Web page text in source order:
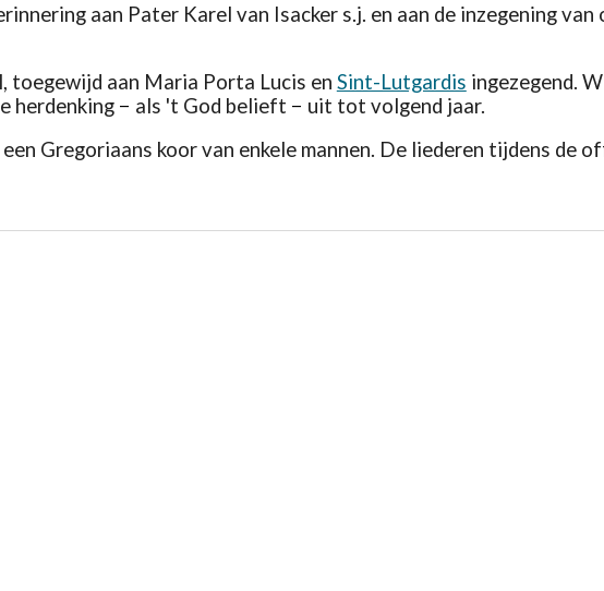
aan Pater Karel van Isacker s.j. en aan de inzegening van
toegewijd aan Maria Porta Lucis en Sint-Lutgardis ingezegend.
herdenking − als 't God belieft − uit tot volgend jaar.
Gregoriaans koor van enkele mannen. De liederen tijdens de